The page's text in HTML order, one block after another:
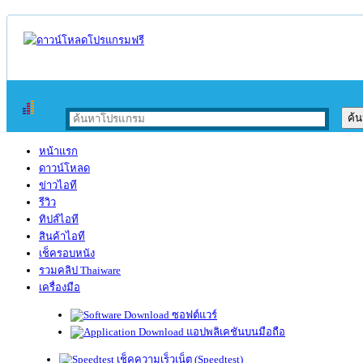
หน้าแรก
ดาวน์โหลด
ข่าวไอที
รีวิว
ทิปส์ไอที
สินค้าไอที
เช็ครอบหนัง
รวมคลิป Thaiware
เครื่องมือ
ซอฟต์แวร์
แอปพลิเคชันบนมือถือ
เช็คความเร็วเน็ต (Speedtest)